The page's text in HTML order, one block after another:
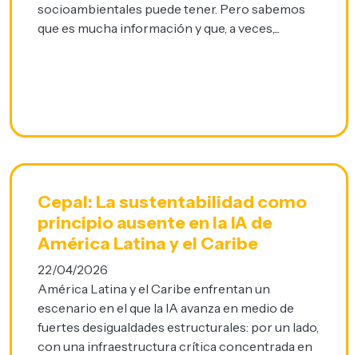
socioambientales puede tener. Pero sabemos
que es mucha información y que, a veces,...
Cepal: La sustentabilidad como
principio ausente en la IA de
América Latina y el Caribe
22/04/2026
América Latina y el Caribe enfrentan un
escenario en el que la IA avanza en medio de
fuertes desigualdades estructurales: por un lado,
con una infraestructura crítica concentrada en